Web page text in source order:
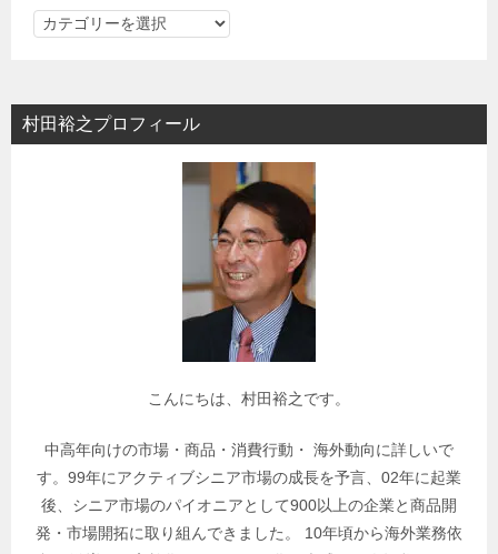
カ
リ
ー
村田裕之プロフィール
こんにちは、村田裕之です。
中高年向けの市場・商品・消費行動・ 海外動向に詳しいで
す。99年にアクティブシニア市場の成長を予言、02年に起業
後、シニア市場のパイオニアとして900以上の企業と商品開
発・市場開拓に取り組んできました。 10年頃から海外業務依